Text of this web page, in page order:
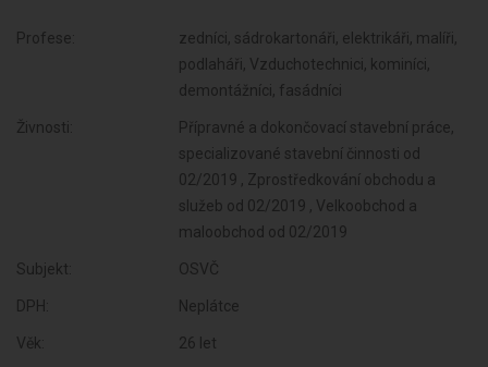
Profese:
zedníci, sádrokartonáři, elektrikáři, malíři,
podlaháři, Vzduchotechnici, kominíci,
demontážníci, fasádníci
Živnosti:
Přípravné a dokončovací stavební práce,
specializované stavební činnosti od
02/2019 , Zprostředkování obchodu a
služeb od 02/2019 , Velkoobchod a
maloobchod od 02/2019
Subjekt: OSVČ
DPH: Neplátce
Věk: 26 let